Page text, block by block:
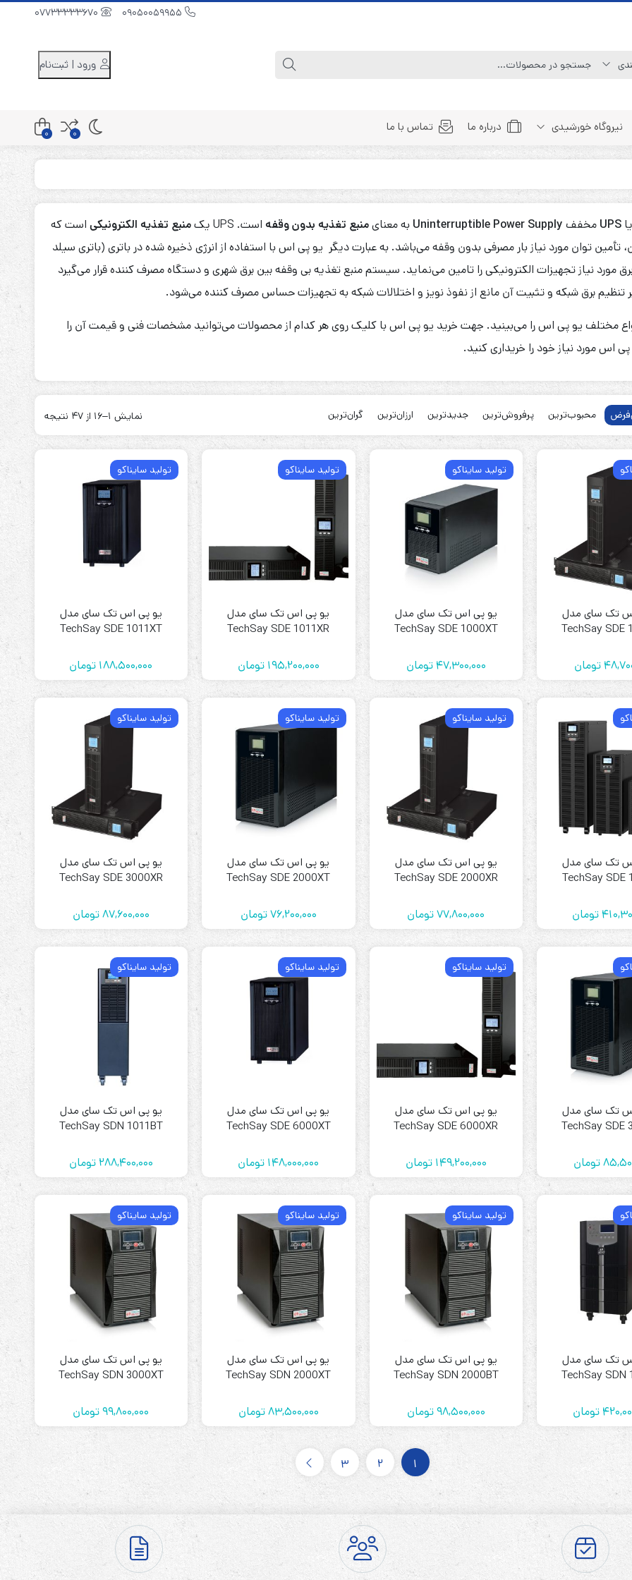
ورود | ثبت‌نام
Line Interactive (Simulated Sine Wave)
Line Interactive (Pure Sine Wave)
Double Conversion (1:1)
Double Convertion (3:1)
Double Conversion (3:3)
کابینت باتری 48 ولت
کابینت باتری 96 ولت
کابینت باتری 240 ولت
رله‌ای
STB
سروو موتوری
ZTY
تابلوی بای پس
ترانس ایزوله
نیروگاه خورشیدی درباره ما تماس با ما
0
0
UPS مخفف Uninterruptible Power Supply به معنایمنبع تغذیه بدون وقفه است. UPS یک منبع تغذیه الکترونیکی است که
تأمین توان مورد نیاز بار مصرفی بدون وقفه می‌باشد. به عبارت دیگر یو پی اس با استفاده از انرژی ذخیره شده در باتری (باتری سیلد
مورد نیاز تجهیزات الکترونیکی را تامین می‌نماید. سیستم منبع تغذیه بی وقفه بین برق شهری و دستگاه مصرف کننده قرار می‌گیرد
تنظیم برق شبکه و تثبیت آن مانع از نفوذ نویز و اختلالات شبکه به تجهیزات حساس مصرف کننده می‌شود.
مختلف یو پی اس را می‌بینید. جهت خرید یو پی اس با کلیک روی هر کدام از محصولات می‌توانید مشخصات فنی و قیمت آن را
اس مورد نیاز خود را خریداری کنید.
محبوب‌ترین پرفروش‌ترین جدیدترین ارزان‌ترین گران‌ترین نمایش 1–16 از 47 نتیجه
تک سای مدل
TechSay SDE
تومان
تولید سایناکو
یو پی اس تک سای مدل
TechSay SDE 1000XT
47,300,000 تومان
تولید سایناکو
یو پی اس تک سای مدل
TechSay SDE 1011XR
195,200,000 تومان
تولید سایناکو
یو پی اس تک سای مدل
TechSay SDE 1011XT
188,500,000 تومان
تک سای مدل
TechSay SDE
تومان
تولید سایناکو
یو پی اس تک سای مدل
TechSay SDE 2000XR
77,800,000تومان
تولید سایناکو
یو پی اس تک سای مدل
TechSay SDE 2000XT
76,200,000تومان
تولید سایناکو
یو پی اس تک سای مدل
TechSay SDE 3000XR
87,600,000تومان
تک سای مدل
TechSay SDE
تومان
تولید سایناکو
یو پی اس تک سای مدل
TechSay SDE 6000XR
149,200,000 تومان
تولید سایناکو
یو پی اس تک سای مدل
TechSay SDE 6000XT
148,000,000 تومان
تولید سایناکو
یو پی اس تک سای مدل
TechSay SDN 1011BT
288,400,000 تومان
تک سای مدل
TechSay SDN
تومان
تولید سایناکو
یو پی اس تک سای مدل
TechSay SDN 2000BT
98,500,000تومان
تولید سایناکو
یو پی اس تک سای مدل
TechSay SDN 2000XT
83,500,000تومان
تولید سایناکو
یو پی اس تک سای مدل
TechSay SDN 3000XT
99,800,000تومان
1
2
3